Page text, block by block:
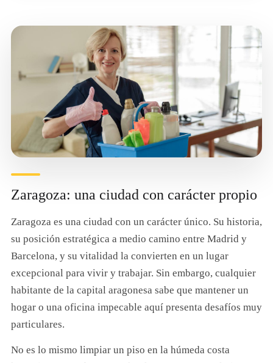
Zaragoza: una ciudad con carácter propio
Zaragoza es una ciudad con un carácter único. Su historia,
su posición estratégica a medio camino entre Madrid y
Barcelona, y su vitalidad la convierten en un lugar
excepcional para vivir y trabajar. Sin embargo, cualquier
habitante de la capital aragonesa sabe que mantener un
hogar o una oficina impecable aquí presenta desafíos muy
particulares.
No es lo mismo limpiar un piso en la húmeda costa